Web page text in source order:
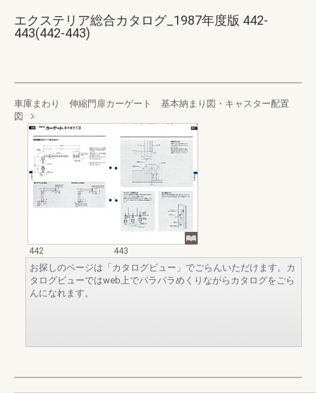
エクステリア総合カタログ_1987年度版 442-
443(442-443)
車庫まわり 伸縮門扉カーゲート 基本納まり図・キャスター配置
図
442
443
お探しのページは「カタログビュー」でごらんいただけます。カ
タログビューではweb上でパラパラめくりながらカタログをごら
んになれます。